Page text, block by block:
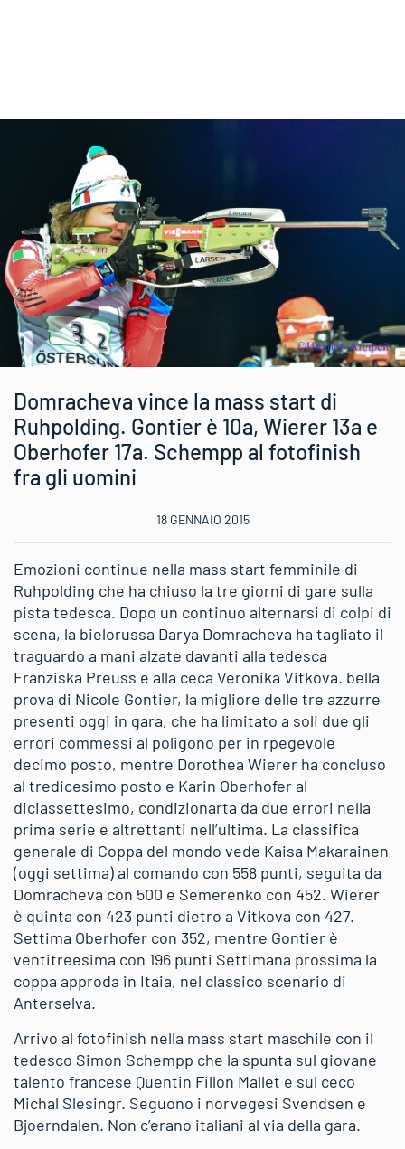
Domracheva vince la mass start di
Ruhpolding. Gontier è 10a, Wierer 13a e
Oberhofer 17a. Schempp al fotofinish
fra gli uomini
18 GENNAIO 2015
Emozioni continue nella mass start femminile di
Ruhpolding che ha chiuso la tre giorni di gare sulla
pista tedesca. Dopo un continuo alternarsi di colpi di
scena, la bielorussa Darya Domracheva ha tagliato il
traguardo a mani alzate davanti alla tedesca
Franziska Preuss e alla ceca Veronika Vitkova. bella
prova di Nicole Gontier, la migliore delle tre azzurre
presenti oggi in gara, che ha limitato a soli due gli
errori commessi al poligono per in rpegevole
decimo posto, mentre Dorothea Wierer ha concluso
al tredicesimo posto e Karin Oberhofer al
diciassettesimo, condizionarta da due errori nella
prima serie e altrettanti nell’ultima. La classifica
generale di Coppa del mondo vede Kaisa Makarainen
(oggi settima) al comando con 558 punti, seguita da
Domracheva con 500 e Semerenko con 452. Wierer
è quinta con 423 punti dietro a Vitkova con 427.
Settima Oberhofer con 352, mentre Gontier è
ventitreesima con 196 punti Settimana prossima la
coppa approda in Itaia, nel classico scenario di
Anterselva.
Arrivo al fotofinish nella mass start maschile con il
tedesco Simon Schempp che la spunta sul giovane
talento francese Quentin Fillon Mallet e sul ceco
Michal Slesingr. Seguono i norvegesi Svendsen e
Bjoerndalen. Non c’erano italiani al via della gara.